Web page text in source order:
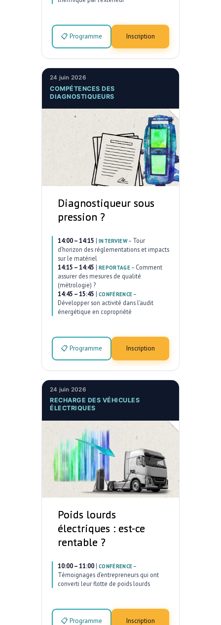
📋 Programme Inscription
24 juin 2026
COMPÉTENCES DES
DIAGNOSTIQUEURS
Diagnostiqueur sous
pression ?
14:00 – 14:15 | INTERVIEW– Tour
d’horizon des réglementations et impacts
sur le matériel
14:15 – 14:45 | REPORTAGE– Comment
assurer des mesures de qualité
(métrologie) ?
14:45 – 15:45 | CONFÉRENCE –
Développer son activité dans l’audit
énergétique en copropriété
📋 Programme Inscription
24 juin 2026
RECHARGE DES VÉHICULES
ÉLECTRIQUES
Poids lourds
électriques : est-ce
rentable ?
10:00 – 11:00 | CONFÉRENCE –
Témoignages d’entrepreneurs qui ont
converti leur flotte de poids lourds
📋 Programme Inscription